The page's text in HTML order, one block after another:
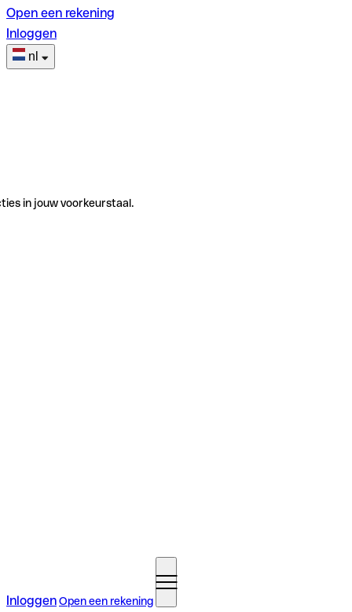
Open een rekening
Inloggen
nl
in jouw voorkeurstaal.
InloggenOpen een rekening